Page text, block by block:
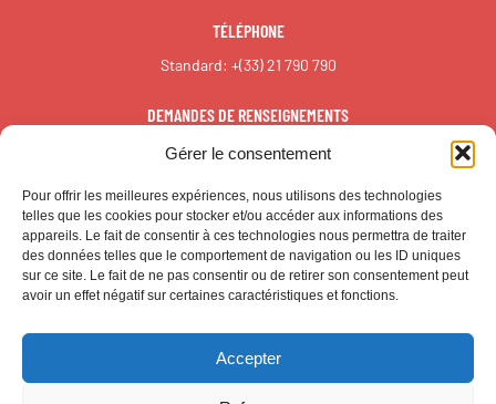
Gérer le consentement
Pour offrir les meilleures expériences, nous utilisons des technologies
telles que les cookies pour stocker et/ou accéder aux informations des
appareils. Le fait de consentir à ces technologies nous permettra de traiter
des données telles que le comportement de navigation ou les ID uniques
sur ce site. Le fait de ne pas consentir ou de retirer son consentement peut
avoir un effet négatif sur certaines caractéristiques et fonctions.
Accepter
TÉLÉPHONE
Standard: +(33) 21 790 790
DEMANDES DE RENSEIGNEMENTS
redaction@reall.info
© CALL – Tous droits réservés